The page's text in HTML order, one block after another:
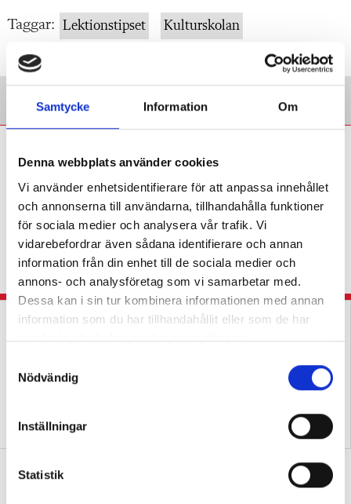
Samtycke Information Om
Denna webbplats använder cookies
Vi använder enhetsidentifierare för att anpassa innehållet
och annonserna till användarna, tillhandahålla funktioner
för sociala medier och analysera vår trafik. Vi
vidarebefordrar även sådana identifierare och annan
information från din enhet till de sociala medier och
annons- och analysföretag som vi samarbetar med.
Dessa kan i sin tur kombinera informationen med annan
information som du har tillhandahållit eller som de har
samlat in när du har använt deras tjänster.
Nödvändig
Inställningar
Statistik
Taggar: Lektionstipset Kulturskolan
Återhämtning mellan
slöjdlektioner är en
nödvändighet
KRÖNIKA
Slöjdläraren: Det går inte att ladda
om hur många gånger som helst under en
slöjd till ett ämne
Hennes färgkodade slöjdsal
Därför får tjejer mycket högre betyg